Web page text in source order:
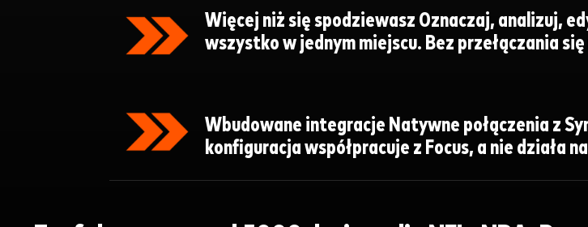
Więcej niż się spodziewasz Oznaczaj, analizuj,
wszystko w jednym miejscu. Bez przełączania
Wbudowane integracje Natywne połączenia z
konfiguracja współpracuje z Focus, a nie działa